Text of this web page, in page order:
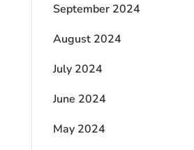
September 2024
August 2024
July 2024
June 2024
May 2024